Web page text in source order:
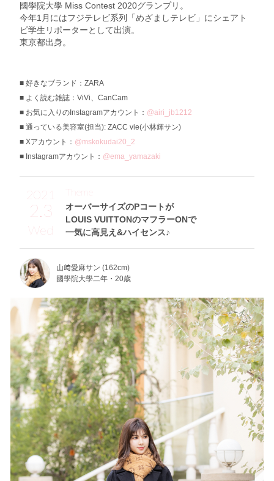
國學院大學 Miss Contest 2020グランプリ。
今年1月にはフジテレビ系列「めざましテレビ」にシェアト
ピ学生リポーターとして出演。
東京都出身。
好きなブランド：ZARA
よく読む雑誌：ViVi、CanCam
お気に入りのInstagramアカウント： @airi_jb1212
通っている美容室(担当): ZACC vie(小林輝サン)
Xアカウント： @mskokudai20_2
Instagramアカウント： @ema_yamazaki
2.3
Wed
オーバーサイズのPコートが
LOUIS VUITTONのマフラーONで
一気に高見え&ハイセンス♪
Theme
山﨑愛麻サン (162cm)
國學院大學二年・20歳